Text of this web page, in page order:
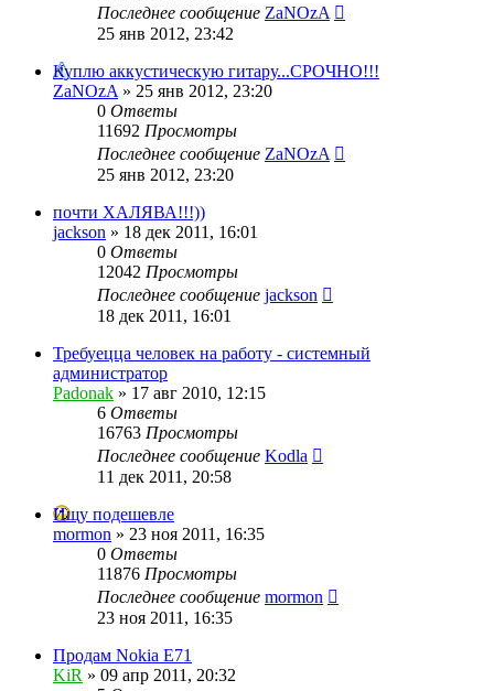
Последнее сообщение ZaNOzA
25 янв 2012, 23:42
Куплю аккустическую гитару...СРОЧНО!!!
ZaNOzA » 25 янв 2012, 23:20
0 Ответы
11692 Просмотры
Последнее сообщение ZaNOzA
25 янв 2012, 23:20
почти ХАЛЯВА!!!))
jackson » 18 дек 2011, 16:01
0 Ответы
12042 Просмотры
Последнее сообщение jackson
18 дек 2011, 16:01
Требуецца человек на работу - системный
администратор
Padonak » 17 авг 2010, 12:15
6 Ответы
16763 Просмотры
Последнее сообщение Kodla
11 дек 2011, 20:58
Ищу подешевле
mormon » 23 ноя 2011, 16:35
0 Ответы
11876 Просмотры
Последнее сообщение mormon
23 ноя 2011, 16:35
Продам Nokia E71
KiR » 09 апр 2011, 20:32